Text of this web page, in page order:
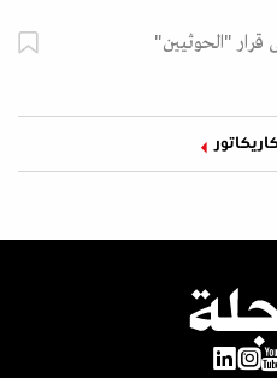
قرار "الحوثيين"
كاريكاتور